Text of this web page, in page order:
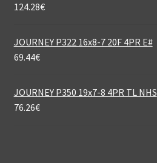
124.28€
JOURNEY P322 16x8-7 20F 4PR E#
69.44€
JOURNEY P350 19x7-8 4PR TL NHS
76.26€